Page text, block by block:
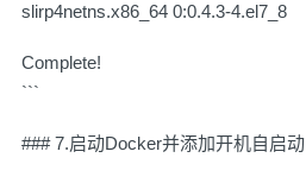
slirp4netns.x86_64 0:0.4.3-4.el7_8
Complete!
```
### 7.启动Docker并添加开机自启动